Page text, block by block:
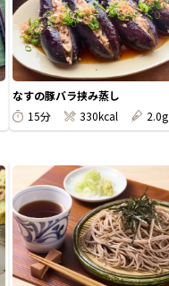
なすの豚バラ挟み蒸し
15分
330kcal 2.0g